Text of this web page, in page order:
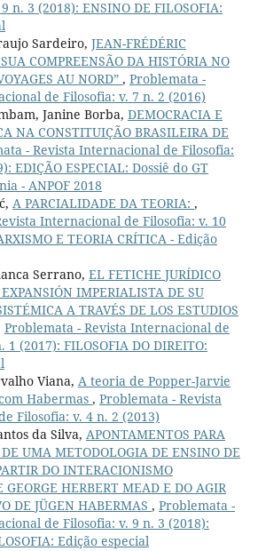
n. 3 (2018): ENSINO DE FILOSOFIA:
Sardeiro, JEAN-FRÉDÉRIC
COMPREENSÃO DA HISTÓRIA NO
AU NORD” , Problemata -
de Filosofia: v. 7 n. 2 (2016)
Janine Borba, DEMOCRACIA E
NA CONSTITUIÇÃO BRASILEIRA DE
- Revista Internacional de Filosofia:
EDIÇÃO ESPECIAL: Dossiê do GT
- ANPOF 2018
A PARCIALIDADE DA TEORIA: ,
Internacional de Filosofia: v. 10
E TEORIA CRÍTICA - Edição
Serrano, EL FETICHE JURÍDICO
IMPERIALISTA DE SU
A TRAVÉS DE LOS ESTUDIOS
Problemata - Revista Internacional de
1 (2017): FILOSOFIA DO DIREITO:
Viana, A teoria de Popper-Jarvie
Habermas , Problemata - Revista
Filosofia: v. 4 n. 2 (2013)
da Silva, APONTAMENTOS PARA
DE UMA METODOLOGIA DE ENSINO DE
DO INTERACIONISMO
GEORGE HERBERT MEAD E DO AGIR
DE JÜGEN HABERMAS , Problemata -
de Filosofia: v. 9 n. 3 (2018):
Edição especial